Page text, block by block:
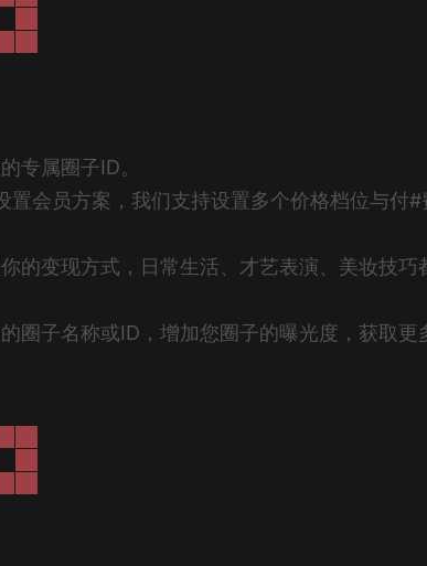
专属圈子ID。
会员方案，我们支持设置多个价格档位与付#
的变现方式，日常生活、才艺表演、美妆技巧
圈子名称或ID，增加您圈子的曝光度，获取更